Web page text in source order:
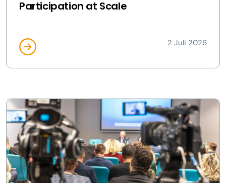
Participation at Scale
2 Juli 2026